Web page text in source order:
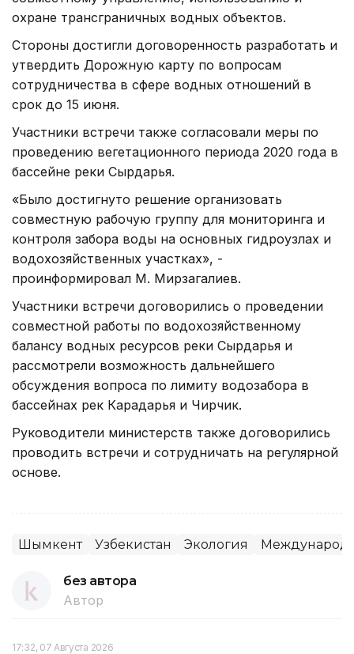
охране трансграничных водных объектов.
Стороны достигли договоренность разработать и
утвердить Дорожную карту по вопросам
сотрудничества в сфере водных отношений в
срок до 15 июня.
Участники встречи также согласовали меры по
проведению вегетационного периода 2020 года в
бассейне реки Сырдарья.
«Было достигнуто решение организовать
совместную рабочую группу для мониторинга и
контроля забора воды на основных гидроузлах и
водохозяйственных участках», -
проинформировал М. Мирзагалиев.
Участники встречи договорились о проведении
совместной работы по водохозяйственному
балансу водных ресурсов реки Сырдарья и
рассмотрели возможность дальнейшего
обсуждения вопроса по лимиту водозабора в
бассейнах рек Карадарья и Чирчик.
Руководители министерств также договорились
проводить встречи и сотрудничать на регулярной
основе.
Шымкент Узбекистан Экология
без автора
Автор
17:32, 07 Августа 2026